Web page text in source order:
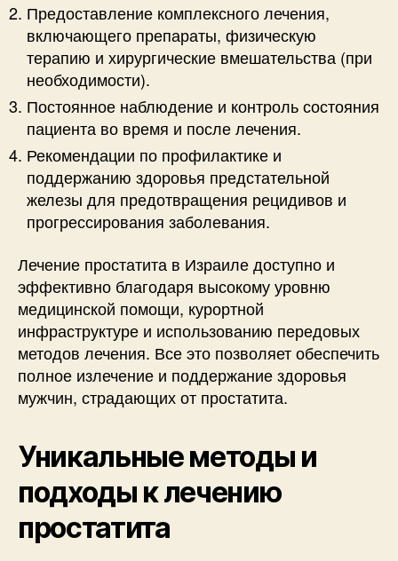
Предоставление комплексного лечения,
включающего препараты, физическую
терапию и хирургические вмешательства (при
необходимости).
Постоянное наблюдение и контроль состояния
пациента во время и после лечения.
Рекомендации по профилактике и
поддержанию здоровья предстательной
железы для предотвращения рецидивов и
прогрессирования заболевания.
Лечение простатита в Израиле доступно и
эффективно благодаря высокому уровню
медицинской помощи, курортной
инфраструктуре и использованию передовых
методов лечения. Все это позволяет обеспечить
полное излечение и поддержание здоровья
мужчин, страдающих от простатита.
Уникальные методы и
подходы к лечению
простатита